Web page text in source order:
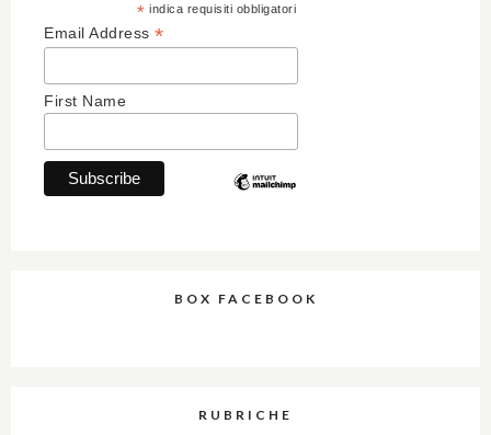
* indica requisiti obbligatori
Email Address *
First Name
BOX FACEBOOK
RUBRICHE